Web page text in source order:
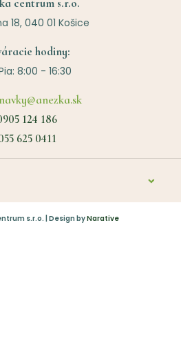
centrum s.r.o.
18, 040 01 Košice
hodiny:
8:00 - 16:30
124 186
625 0411
O nás
s.r.o. | Design byNarative